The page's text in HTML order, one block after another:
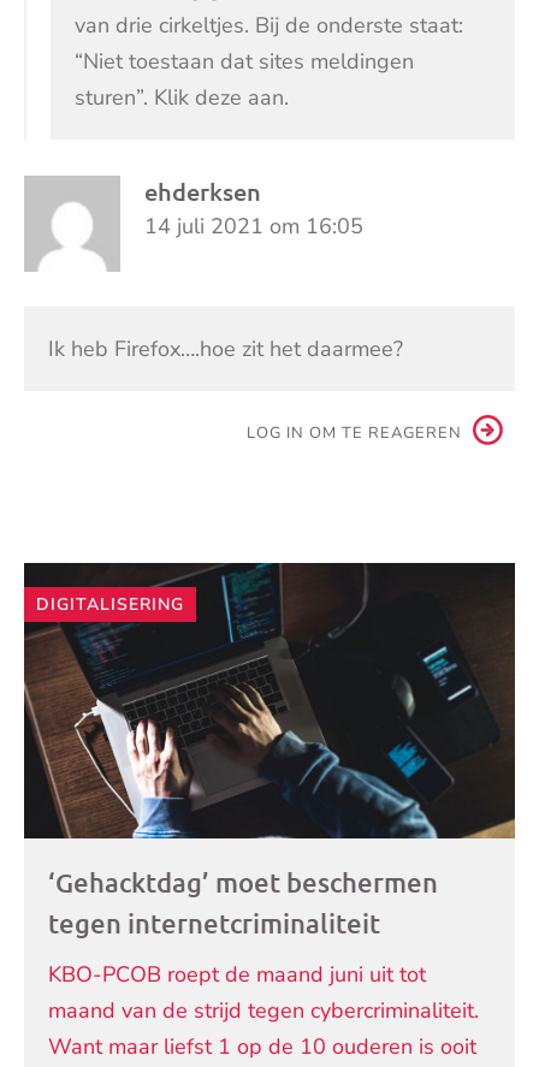
van drie cirkeltjes. Bij de onderste staat:
“Niet toestaan dat sites meldingen
sturen”. Klik deze aan.
ehderksen
14 juli 2021 om 16:05
Ik heb Firefox….hoe zit het daarmee?
LOG IN OM TE REAGEREN
Andere
artikelen
DIGITALISERING
‘Gehacktdag’ moet beschermen
tegen internetcriminaliteit
KBO-PCOB roept de maand juni uit tot
maand van de strijd tegen cybercriminaliteit.
Want maar liefst 1 op de 10 ouderen is ooit